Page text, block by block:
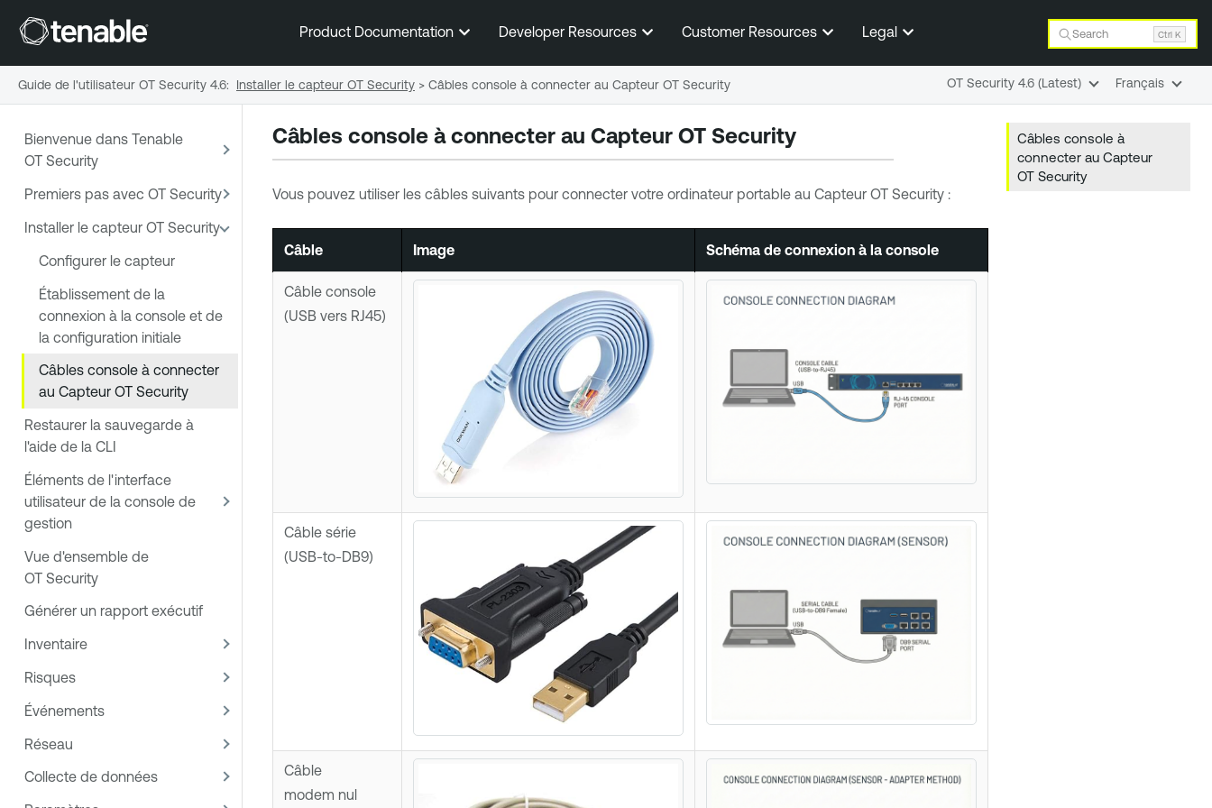
Passer au contenu principal
Product Documentation Developer Resources Customer Resources Legal Search Ctrl K
Bienvenue dans Tenable
OT Security
Premiers pas avec OT Security
Installer le capteur OT Security
Configurer le capteur
Établissement de la
connexion à la console et de
la configuration initiale
Câbles console à connecter
au Capteur OT Security
Restaurer la sauvegarde à
l'aide de la CLI
Éléments de l'interface
utilisateur de la console de
gestion
Vue d'ensemble de
OT Security
Générer un rapport exécutif
Inventaire
Risques
Événements
Réseau
Collecte de données
Câbles console à
connecter au Capteur
OT Security
Câbles console à connecter au Capteur OT Security
Vous pouvez utiliser les câbles suivants pour connecter votre ordinateur portable au Capteur OT Security:
Câble Image Schéma de connexion à la console
Câble console
(USB vers RJ45)
Câble série
(USB-to-DB9)
Câble
modem nul
Guide de l'utilisateur OT Security 4.6: Installer le capteur OT Security > Câbles console à connecter au Capteur OT Security OT Security 4.6 (Latest) Français